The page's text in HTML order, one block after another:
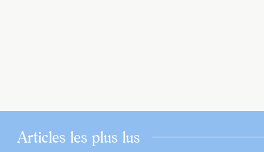
Articles les plus lus